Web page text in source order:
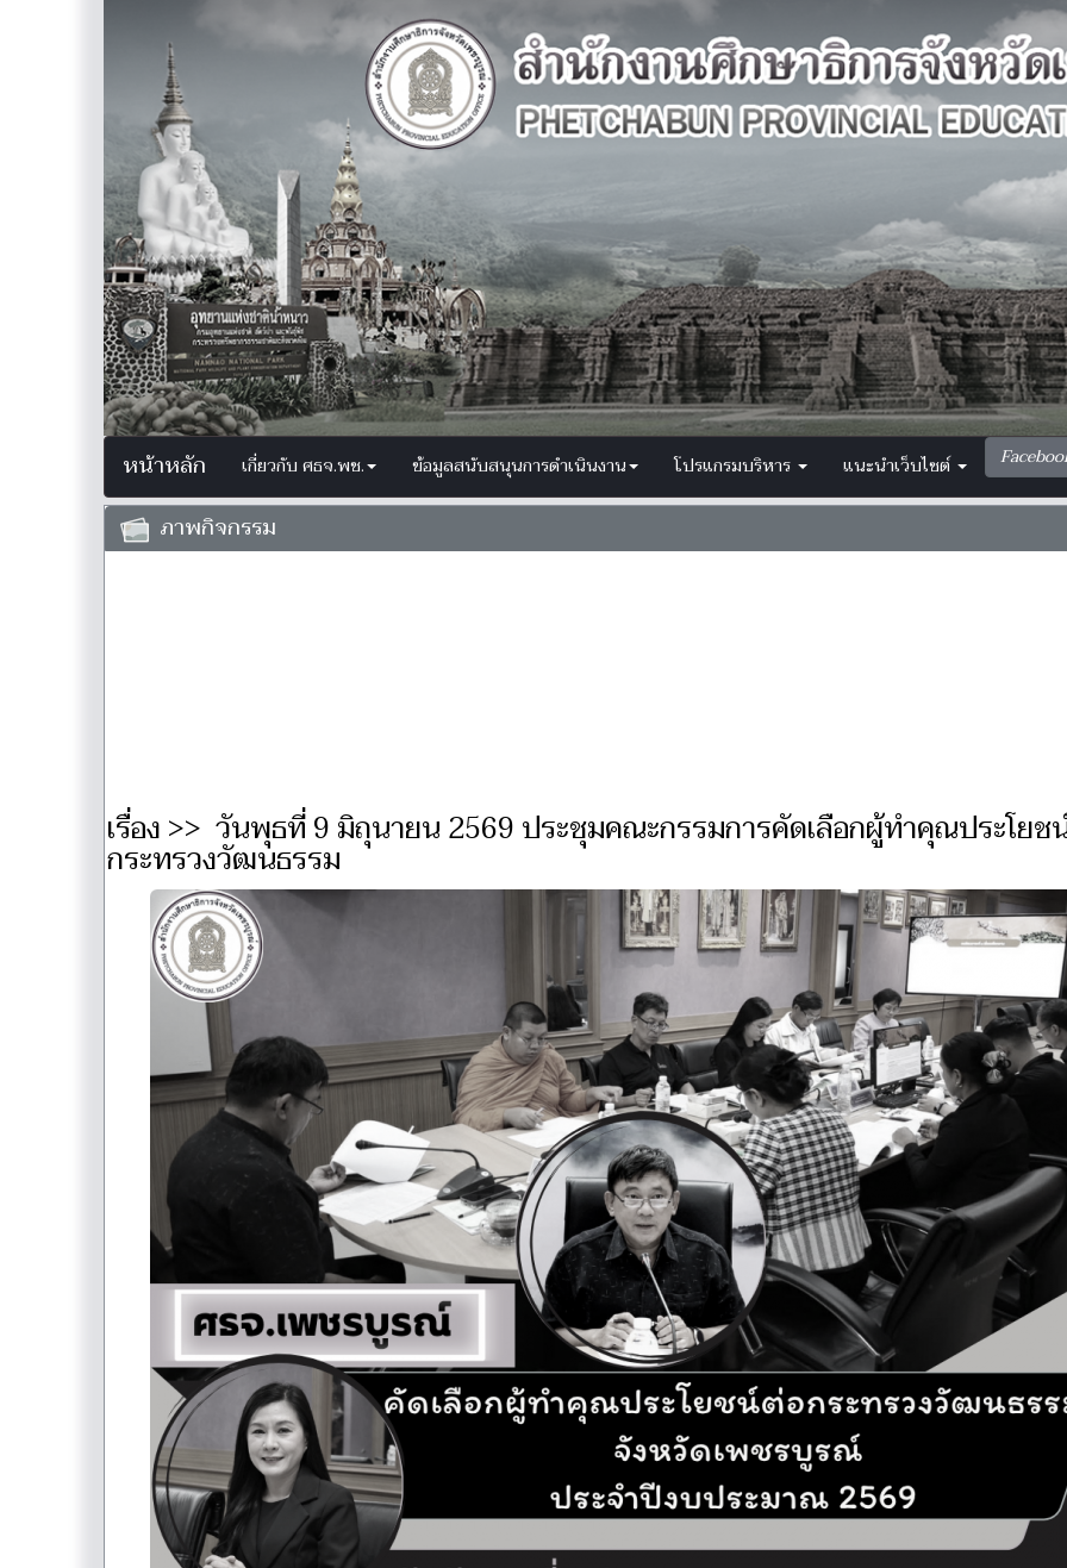
หน้าหลัก เกี่ยวกับ ศธจ.พช. ข้อมูลสนับสนุนการดำเนินงาน โปรแกรมบริหาร แนะนำเว็บไซต์
ภาพกิจกรรม
เรื่อง >> วันพุธที่ 9 มิถุนายน 2569 ประชุมคณะกรรมการคัดเลือกผู้ทำคุณประโยช
กระทรวงวัฒนธรรม